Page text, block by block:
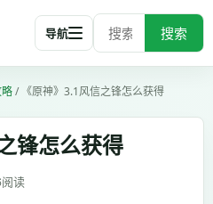
搜索
导航
/ 《原神》3.1风信之锋怎么获得
锋怎么获得
阅读